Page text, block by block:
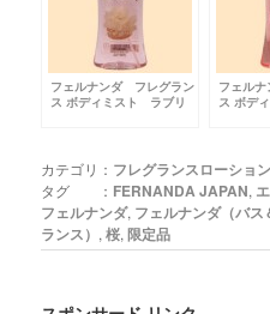
フェルナンダ フレグラン
ス ボディミスト ラブリ
フェル
ス ボデ
カテゴリ： フレグランスローション
タグ ： FERNANDA JAPAN,
フェルナンダ, フェルナンダ（バス
ランス） ,桜,限定品